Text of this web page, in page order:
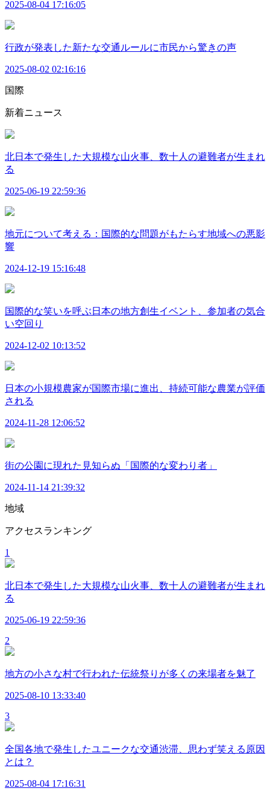
2025-08-04 17:16:05
行政が発表した新たな交通ルールに市民から驚きの声
2025-08-02 02:16:16
国際
新着ニュース
北日本で発生した大規模な山火事、数十人の避難者が生まれ
る
2025-06-19 22:59:36
地元について考える：国際的な問題がもたらす地域への悪影
響
2024-12-19 15:16:48
国際的な笑いを呼ぶ日本の地方創生イベント、参加者の気合
い空回り
2024-12-02 10:13:52
日本の小規模農家が国際市場に進出、持続可能な農業が評価
される
2024-11-28 12:06:52
街の公園に現れた見知らぬ「国際的な変わり者」
2024-11-14 21:39:32
地域
アクセスランキング
1
北日本で発生した大規模な山火事、数十人の避難者が生まれ
る
2025-06-19 22:59:36
2
地方の小さな村で行われた伝統祭りが多くの来場者を魅了
2025-08-10 13:33:40
3
全国各地で発生したユニークな交通渋滞、思わず笑える原因
とは？
2025-08-04 17:16:31